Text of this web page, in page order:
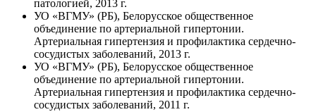
патологией, 2013 г.
УО «ВГМУ» (РБ), Белорусское общественное
объединение по артериальной гипертонии.
Артериальная гипертензия и профилактика сердечно-
сосудистых заболеваний, 2013 г.
УО «ВГМУ» (РБ), Белорусское общественное
объединение по артериальной гипертонии.
Артериальная гипертензия и профилактика сердечно-
сосудистых заболеваний, 2011 г.